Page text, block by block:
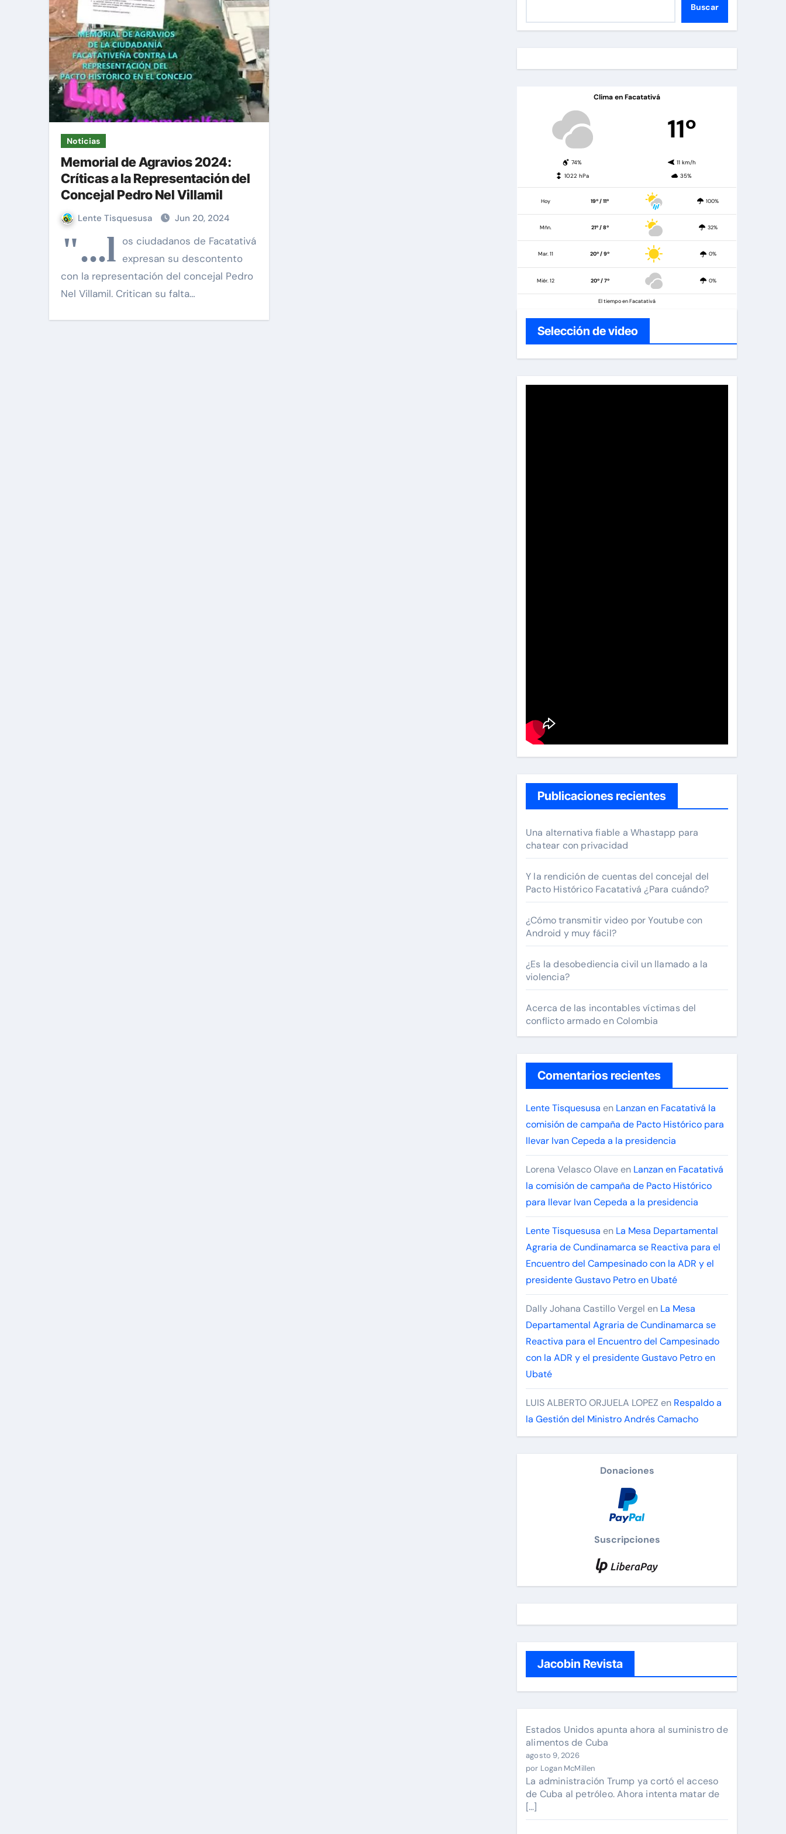
¿Cómo descargar archivos de la red de bittorrent fácil y rápido?
Constituyente: ¿un capricho de Petro o un derecho constitucional del pueblo?
¿De dónde proviene el odio contra la izquierda en Colombia?
Cómo eliminar (casi) toda la publicidad en dispositivos Android (sin root)
Una alternativa fiable a Whastapp para chatear con privacidad
Noticias
Memorial de Agravios 2024:
Críticas a la Representación del
Concejal Pedro Nel Villamil
Lente Tisquesusa Jun 20, 2024
"...l os ciudadanos de Facatativá
expresan su descontento
con la representación del concejal Pedro
Nel Villamil. Critican su falta…
Buscar
Clima en Facatativá
11º
74%
11 km/h
1022 hPa
35%
Hoy 19º / 11º 100%
Mñn. 21º / 8º 32%
Mar. 11 20º / 9º 0%
Miér. 12 20º / 7º 0%
El tiempo en Facatativá
Selección de video
Publicaciones recientes
Una alternativa fiable a Whastapp para
chatear con privacidad
Y la rendición de cuentas del concejal del
Pacto Histórico Facatativá ¿Para cuándo?
¿Cómo transmitir video por Youtube con
Android y muy fácil?
¿Es la desobediencia civil un llamado a la
violencia?
Acerca de las incontables víctimas del
conflicto armado en Colombia
Comentarios recientes
Lente Tisquesusa en Lanzan en Facatativá la
comisión de campaña de Pacto Histórico para
llevar Ivan Cepeda a la presidencia
Lorena Velasco Olaveen Lanzan en Facatativá
la comisión de campaña de Pacto Histórico
para llevar Ivan Cepeda a la presidencia
Lente Tisquesusa en La Mesa Departamental
Agraria de Cundinamarca se Reactiva para el
Encuentro del Campesinado con la ADR y el
presidente Gustavo Petro en Ubaté
Dally Johana Castillo Vergel en La Mesa
Departamental Agraria de Cundinamarca se
Reactiva para el Encuentro del Campesinado
con la ADR y el presidente Gustavo Petro en
Ubaté
LUIS ALBERTO ORJUELA LOPEZ en Respaldo a
la Gestión del Ministro Andrés Camacho
Donaciones
Suscripciones
Jacobin Revista
Estados Unidos apunta ahora al suministro de
alimentos de Cuba
agosto 9, 2026
por Logan McMillen
La administración Trump ya cortó el acceso
de Cuba al petróleo. Ahora intenta matar de
[…]